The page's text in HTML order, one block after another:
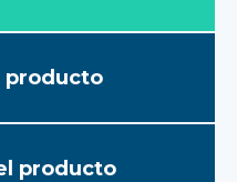
producto
producto